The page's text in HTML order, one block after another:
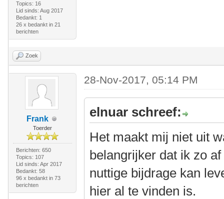
Topics: 16
Lid sinds: Aug 2017
Bedankt: 1
26 x bedankt in 21
berichten
Zoek
Frank
Toerder
Berichten: 650
Topics: 107
Lid sinds: Apr 2017
Bedankt: 58
96 x bedankt in 73
berichten
28-Nov-2017, 05:14 PM
elnuar schreef:
Het maakt mij niet uit
belangrijker dat ik zo
nuttige bijdrage kan
hier al te vinden is.